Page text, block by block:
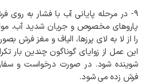
۹- در مرحله پایانی آب با فشار به
پاروهای مخصوص و جریان شدید آب،
را از لا به لای پرزها، الیاف و مغز فرش
این عمل از زوایای گوناگون چندین بار
شوینده شود. در صورت درخواست و
فرش زده می شود.